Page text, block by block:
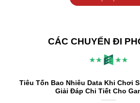
CÁC CHUYẾN ĐI
Tiêu Tốn Bao Nhiêu Data Khi Chơi
Giải Đáp Chi Tiết Cho